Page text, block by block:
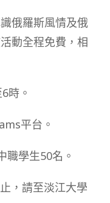
俄羅斯風情及俄
動全程免費，相
時。
平台。
職學生50名。
，請至淡江大學